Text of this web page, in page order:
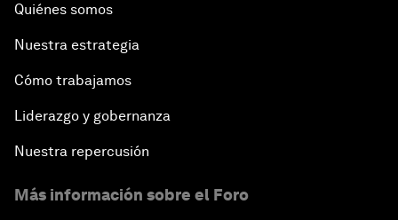
Quiénes somos
Nuestra estrategia
Cómo trabajamos
Liderazgo y gobernanza
Nuestra repercusión
Más información sobre el Foro